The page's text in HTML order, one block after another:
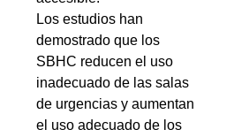
Los estudios han
demostrado que los
SBHC reducen el uso
inadecuado de las salas
de urgencias y aumentan
el uso adecuado de los